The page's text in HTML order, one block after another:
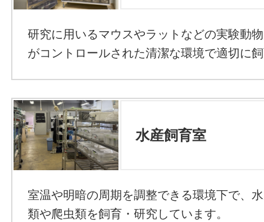
研究に用いるマウスやラットなどの実験動
がコントロールされた清潔な環境で適切に
水産飼育室
室温や明暗の周期を調整できる環境下で、
類や爬虫類を飼育・研究しています。